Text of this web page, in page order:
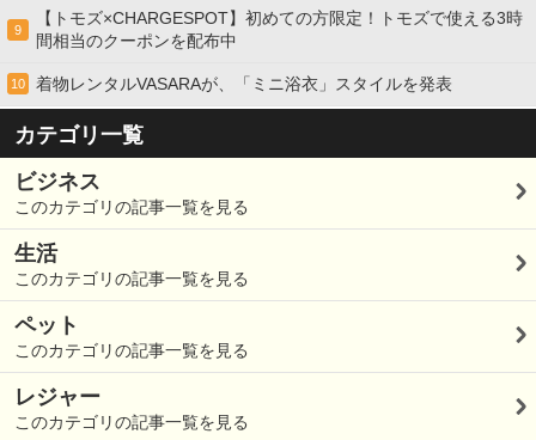
9
【トモズ×CHARGESPOT】初めての方限定！トモズで使える3時
間相当のクーポンを配布中
10 着物レンタルVASARAが、「ミニ浴衣」スタイルを発表
カテゴリ一覧
ビジネス
このカテゴリの記事一覧を見る
生活
このカテゴリの記事一覧を見る
ペット
このカテゴリの記事一覧を見る
レジャー
このカテゴリの記事一覧を見る